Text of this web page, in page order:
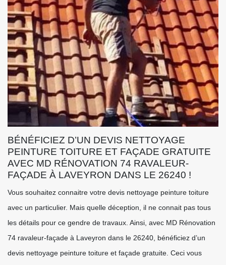
BÉNÉFICIEZ D’UN DEVIS NETTOYAGE
PEINTURE TOITURE ET FAÇADE GRATUITE
AVEC MD RÉNOVATION 74 RAVALEUR-
FAÇADE À LAVEYRON DANS LE 26240 !
Vous souhaitez connaitre votre devis nettoyage peinture toiture
avec un particulier. Mais quelle déception, il ne connait pas tous
les détails pour ce gendre de travaux. Ainsi, avec MD Rénovation
74 ravaleur-façade à Laveyron dans le 26240, bénéficiez d’un
devis nettoyage peinture toiture et façade gratuite. Ceci vous